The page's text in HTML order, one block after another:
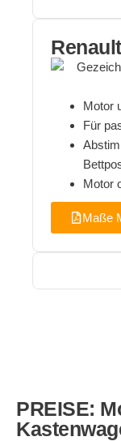
Motor
Für
Motor
Maße
PREISE: